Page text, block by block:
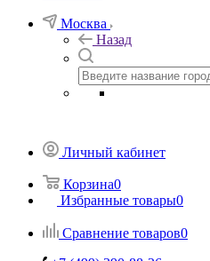
Москва
Назад
Личный кабинет
Корзина0
Избранные товары0
Сравнение товаров0